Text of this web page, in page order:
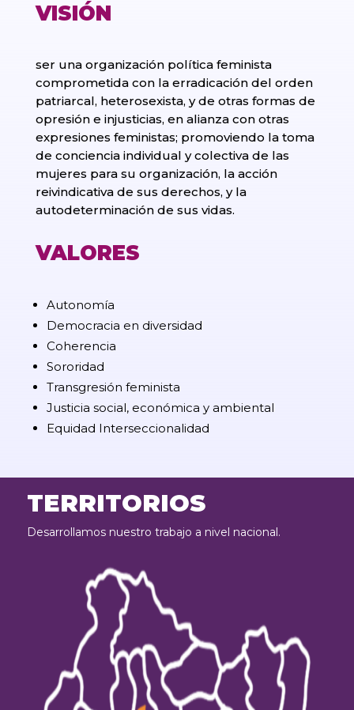
VISIÓN
ser una organización política feminista
comprometida con la erradicación del orden
patriarcal, heterosexista, y de otras formas de
opresión e injusticias, en alianza con otras
expresiones feministas; promoviendo la toma
de conciencia individual y colectiva de las
mujeres para su organización, la acción
reivindicativa de sus derechos, y la
autodeterminación de sus vidas.
VALORES
Autonomía
Democracia en diversidad
Coherencia
Sororidad
Transgresión feminista
Justicia social, económica y ambiental
Equidad Interseccionalidad
TERRITORIOS
Desarrollamos nuestro trabajo a nivel nacional.